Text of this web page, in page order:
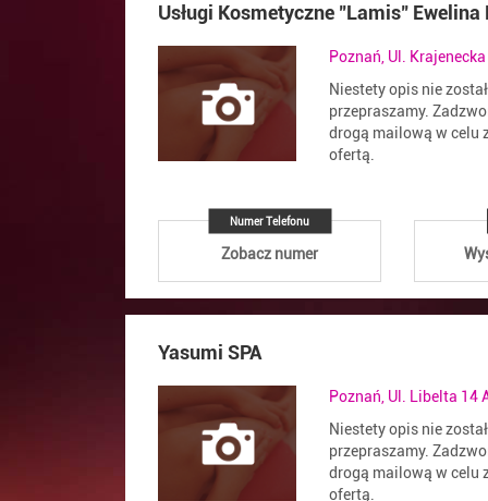
Usługi Kosmetyczne "Lamis"
Poznań, Ul. Krajenecka
Niestety opis nie
przepraszamy.
drogą mailową w celu
ofertą.
Numer Telefonu
Zobacz numer
Yasumi SPA
Poznań, Ul. Libelta 14
Niestety opis nie
przepraszamy.
drogą mailową w celu
ofertą.